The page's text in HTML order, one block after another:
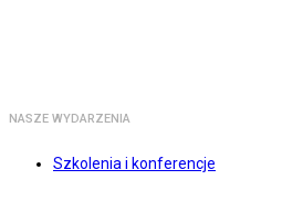
NASZE WYDARZENIA
Szkolenia i konferencje